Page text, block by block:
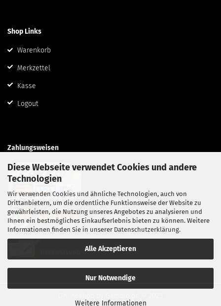
Diese Webseite verwendet Cookies und andere
Technologien
Wir verwenden Cookies und ähnliche Technologien, auch von
Drittanbietern, um die ordentliche Funktionsweise der Website zu
gewährleisten, die Nutzung unseres Angebotes zu analysieren und
Ihnen ein bestmögliches Einkaufserlebnis bieten zu können. Weitere
Informationen finden Sie in unserer Datenschutzerklärung.
Alle Akzeptieren
Nur Notwendige
Weitere Informationen
Shop Links
Warenkorb
Merkzettel
Kasse
Logout
Zahlungsweisen